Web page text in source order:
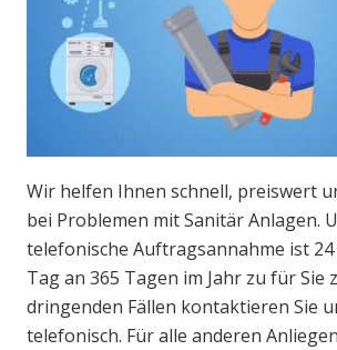
Wir helfen Ihnen schnell, preiswert
bei Problemen mit Sanitär Anlagen.
telefonische Auftragsannahme ist 24
Tag an 365 Tagen im Jahr zu für Sie
dringenden Fällen kontaktieren Sie
telefonisch. Für alle anderen